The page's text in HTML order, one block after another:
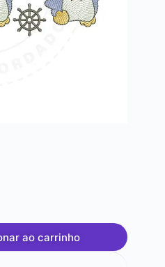
ao carrinho